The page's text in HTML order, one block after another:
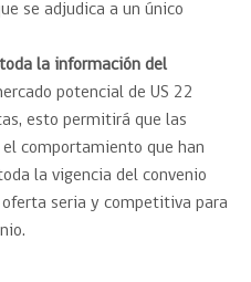
se adjudica a un único
la información del
potencial de US 22
esto permitirá que las
comportamiento que han
la vigencia del convenio
seria y competitiva para